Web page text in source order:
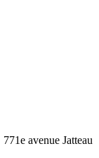
771e avenue Jatteau